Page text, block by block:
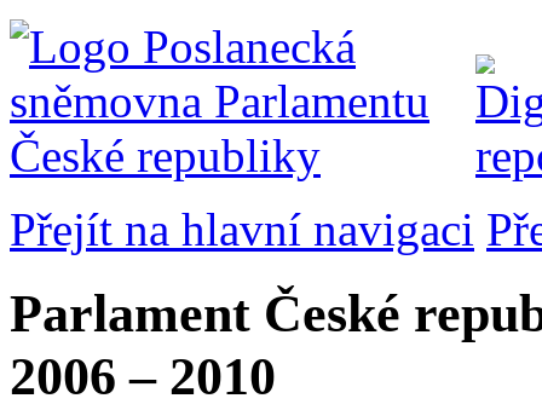
Přejít na hlavní navigaci
Parlament České
2006 – 2010